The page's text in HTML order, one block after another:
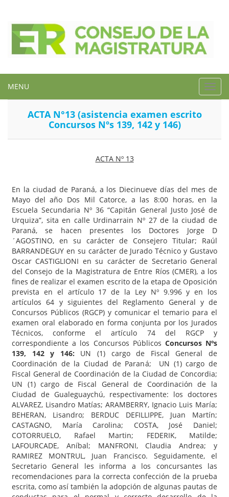
MENU
ACTA N°13 (asistencia examen escrito
Concursos Nºs 139, 142 y 146)
ACTA Nº 13
En la ciudad de Paraná, a los Diecinueve días del mes de
Mayo del año Dos Mil Catorce, a las 8:00 horas, en la
Escuela Secundaria Nº 36 “Capitán General Justo José de
Urquiza”, sita en calle Urdinarrain Nº 27 de la ciudad de
Paraná, se hacen presentes los Doctores Jorge D
´AGOSTINO, en su carácter de Consejero Titular; Raúl
BARRANDEGUY en su carácter de Jurado Técnico y Gustavo
Oscar CASTIGLIONI en su carácter de Secretario General
del Consejo de la Magistratura de Entre Ríos (CMER), a los
fines de realizar el examen escrito de la etapa de Oposición
prevista en el artículo 17 de la Ley Nº 9.996 y en los
artículos 64 y siguientes del Reglamento General y de
Concursos Públicos (RGCP) y comunicar el temario para el
examen oral elaborado en forma conjunta por los Jurados
Técnicos, conforme el artículo 74 del RGCP y
correspondiente a los Concursos Públicos Concursos Nºs
139, 142 y 146: UN (1) cargo de Fiscal General de
Coordinación de la Ciudad de Paraná; UN (1) cargo de
Fiscal General de Coordinación de la Ciudad de Concordia;
UN (1) cargo de Fiscal General de Coordinación de la
Ciudad de Gualeguaychú, respectivamente: los doctores
ALVAREZ, Lisandro Matías; ARAMBERRY, Ignacio Luis María;
BEHERAN, Lisandro; BERDUC DEFILLIPPE, Juan Martín;
CASTAGNO, María Carolina; COSTA, José Daniel;
COTORRUELO, Rafael Martin; FEDERIK, Matilde;
LAFOURCADE, Aníbal; MANFRONI, Claudia Andrea; y
RAMIREZ MONTRUL, Juan Francisco. Seguidamente, el
Secretario General les informa a los concursantes las
recomendaciones para la correcta confección de la prueba
escrita, como así también la adopción de algunas pautas de